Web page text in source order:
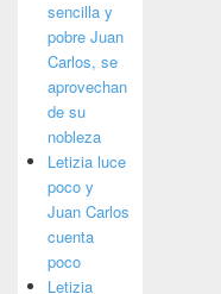
sencilla y
pobre Juan
Carlos, se
aprovechan
de su
nobleza
Letizia luce
poco y
Juan Carlos
cuenta
poco
Letizia